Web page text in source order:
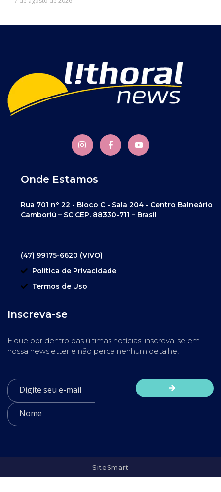
Onde Estamos
Rua 701 nº 22 - Bloco C - Sala 204 - Centro Balneário
Camboriú – SC CEP. 88330-711 – Brasil
(47) 99175-6620 (VIVO)
Política de Privacidade
Termos de Uso
Inscreva-se
Fique por dentro das últimas notícias, inscreva-se em
nossa newsletter e não perca nenhum detalhe!
SiteSmart